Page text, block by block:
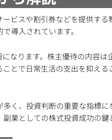
ビスや割引券などを提供す
導入されています。
なります。株主優待の内容は
とで日常生活の支出を抑え
く、投資判断の重要な指標
業としての株式投資成功の鍵